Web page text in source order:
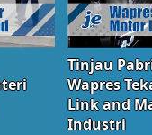
Tinjau
Wapres
Link and
Industri